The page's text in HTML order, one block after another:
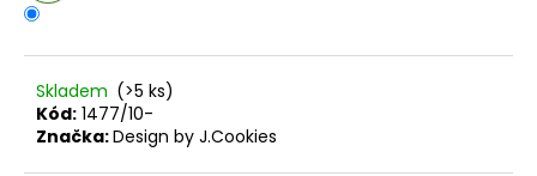
Skladem (>5 ks)
Kód: 1477/10-
Značka:Design by J.Cookies
D
o
p
o